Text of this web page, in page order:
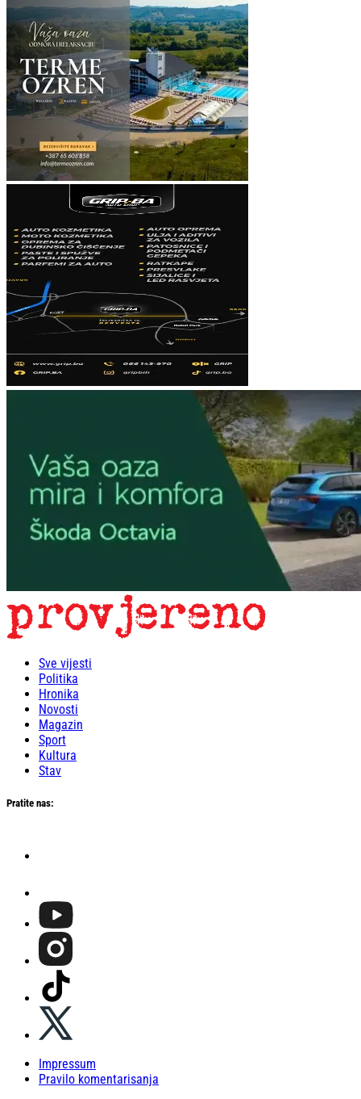
Sve vijesti
Politika
Hronika
Novosti
Magazin
Sport
Kultura
Stav
Pratite nas:
Impressum
Pravilo komentarisanja